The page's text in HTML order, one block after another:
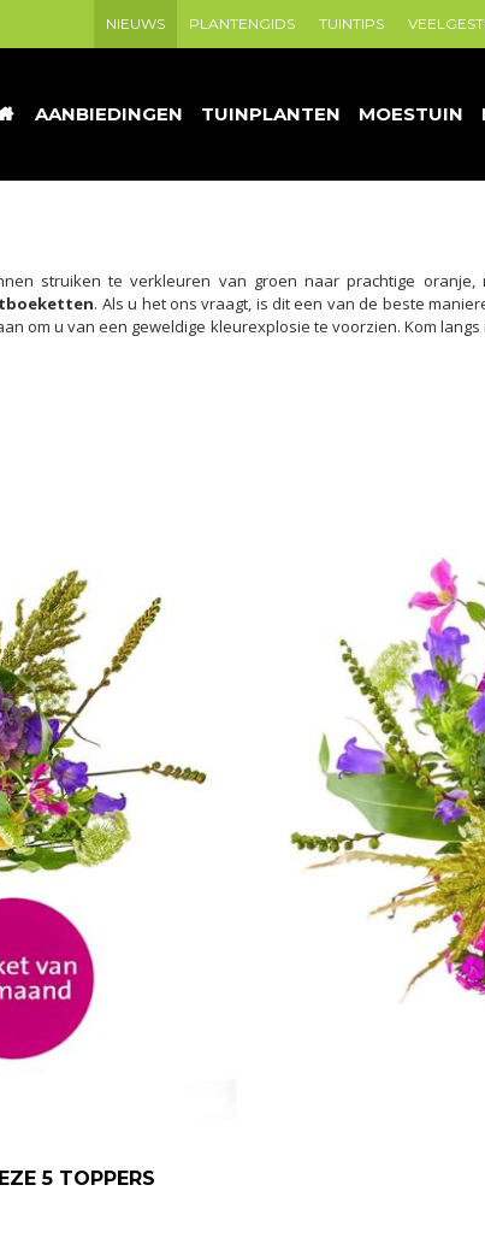
AANBIEDINGEN TUINPLANTEN MOESTUIN
NIEUWS PLANTENGIDS TUINTIPS
struiken te verkleuren van groen naar prachtige
. Als u het ons vraagt, is dit een van de beste
om u van een geweldige kleurexplosie te voorzien. Kom
5 TOPPERS